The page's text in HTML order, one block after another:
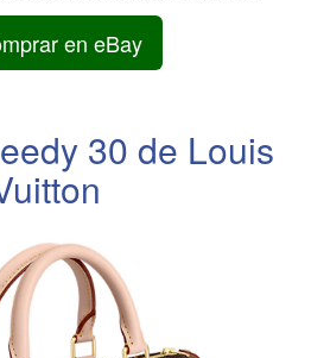
en eBay
30 de Louis